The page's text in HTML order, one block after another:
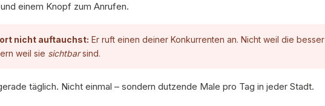
einem Knopf zum Anrufen.
nicht auftauchst: Er ruft einen deiner Konkurrenten an. Nicht weil die besser
weil sie sichtbarsind.
täglich. Nicht einmal – sondern dutzende Male pro Tag in jeder Stadt.